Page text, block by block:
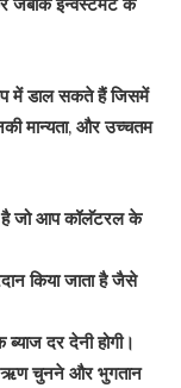
जबकि इन्वेस्टमेंट के
में डाल सकते हैं जिसमें
मान्यता, और उच्चतम
है जो आप कॉलॅटरल के
किया जाता है जैसे
दर देनी होगी।
ऋण चुनने और भुगतान